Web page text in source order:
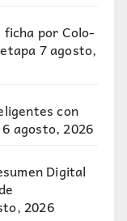
por Colo-
7 agosto,
con
6 agosto, 2026
Digital
2026